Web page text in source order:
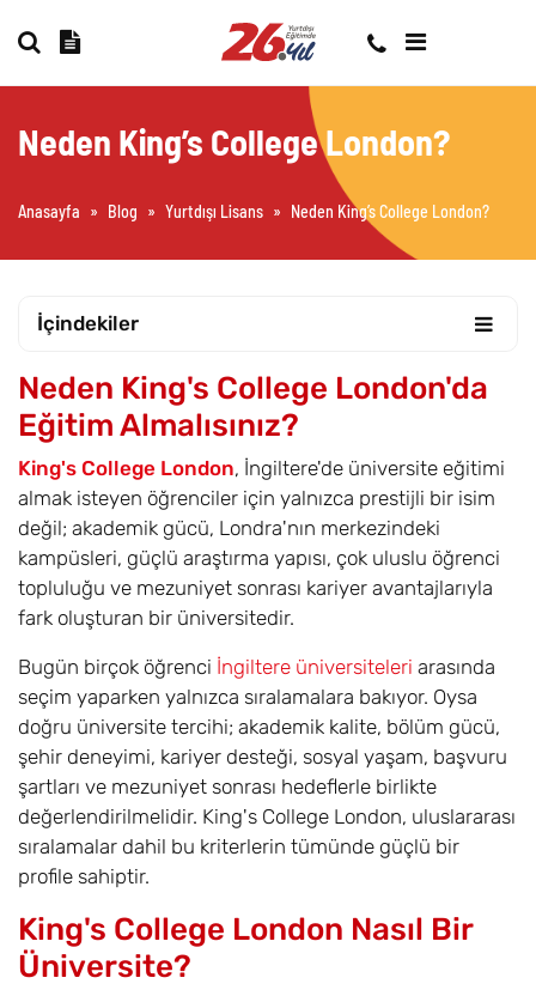
Neden King’s College London?
Anasayfa » Blog » Yurtdışı Lisans » Neden King’s College London?
İçindekiler
Neden King's College London'da
Eğitim Almalısınız?
King's College London, İngiltere'de üniversite eğitimi
almak isteyen öğrenciler için yalnızca prestijli bir isim
değil; akademik gücü, Londra'nın merkezindeki
kampüsleri, güçlü araştırma yapısı, çok uluslu öğrenci
topluluğu ve mezuniyet sonrası kariyer avantajlarıyla
fark oluşturan bir üniversitedir.
Bugün birçok öğrenci İngiltere üniversiteleri arasında
seçim yaparken yalnızca sıralamalara bakıyor. Oysa
doğru üniversite tercihi; akademik kalite, bölüm gücü,
şehir deneyimi, kariyer desteği, sosyal yaşam, başvuru
şartları ve mezuniyet sonrası hedeflerle birlikte
değerlendirilmelidir. King's College London, uluslararası
sıralamalar dahil bu kriterlerin tümünde güçlü bir
profile sahiptir.
King's College London Nasıl Bir
Üniversite?